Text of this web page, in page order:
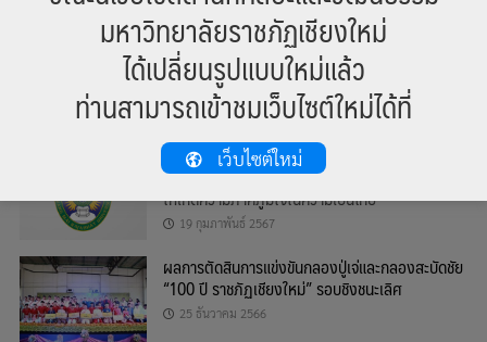
ข่าวล่าสุด
ขอเชิญนักศึกษาร่วมส่งผลงานสร้างสรรค์ที่
แสดงออกด้านศิลปวัฒนธรรมและความเป็นไทย ที่ก่อ
ให้เกิดความภาคภูมิใจในความเป็นไทย
19 กุมภาพันธ์ 2567
ผลการตัดสินการแข่งขันกลองปู่เจ่และกลองสะบัดชัย
“100 ปี ราชภัฏเชียงใหม่” รอบชิงชนะเลิศ
25 ธันวาคม 2566
มหาวิทยาลัยราชภัฏเชียงใหม่
ได้เปลี่ยนรูปแบบใหม่แล้ว
ท่านสามารถเข้าชมเว็บไซต์ใหม่ได้ที่
เว็บไซต์ใหม่